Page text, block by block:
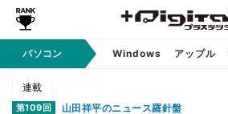
パソコン Windows アップル
連載
第109回 山田祥平のニュース羅針盤